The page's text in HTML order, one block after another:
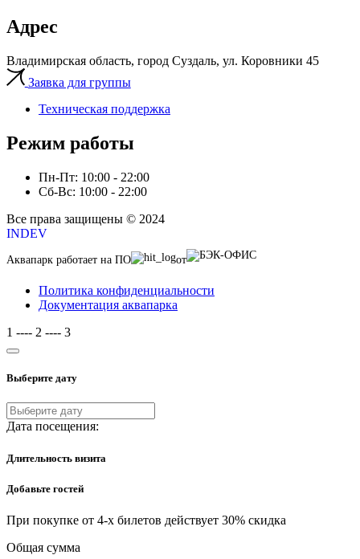
Адрес
Владимирская область, город Суздаль, ул. Коровники 45
Заявка для группы
Техническая поддержка
Режим работы
Пн-Пт: 10:00 - 22:00
Сб-Вс: 10:00 - 22:00
Все права защищены © 2024
INDEV
Аквапарк работает на ПО от
Политика конфиденциальности
Документация аквапарка
1 ---- 2 ---- 3
Выберите дату
Дата посещения:
Длительность визита
Добавьте гостей
При покупке от 4-х билетов действует 30% скидка
Общая сумма